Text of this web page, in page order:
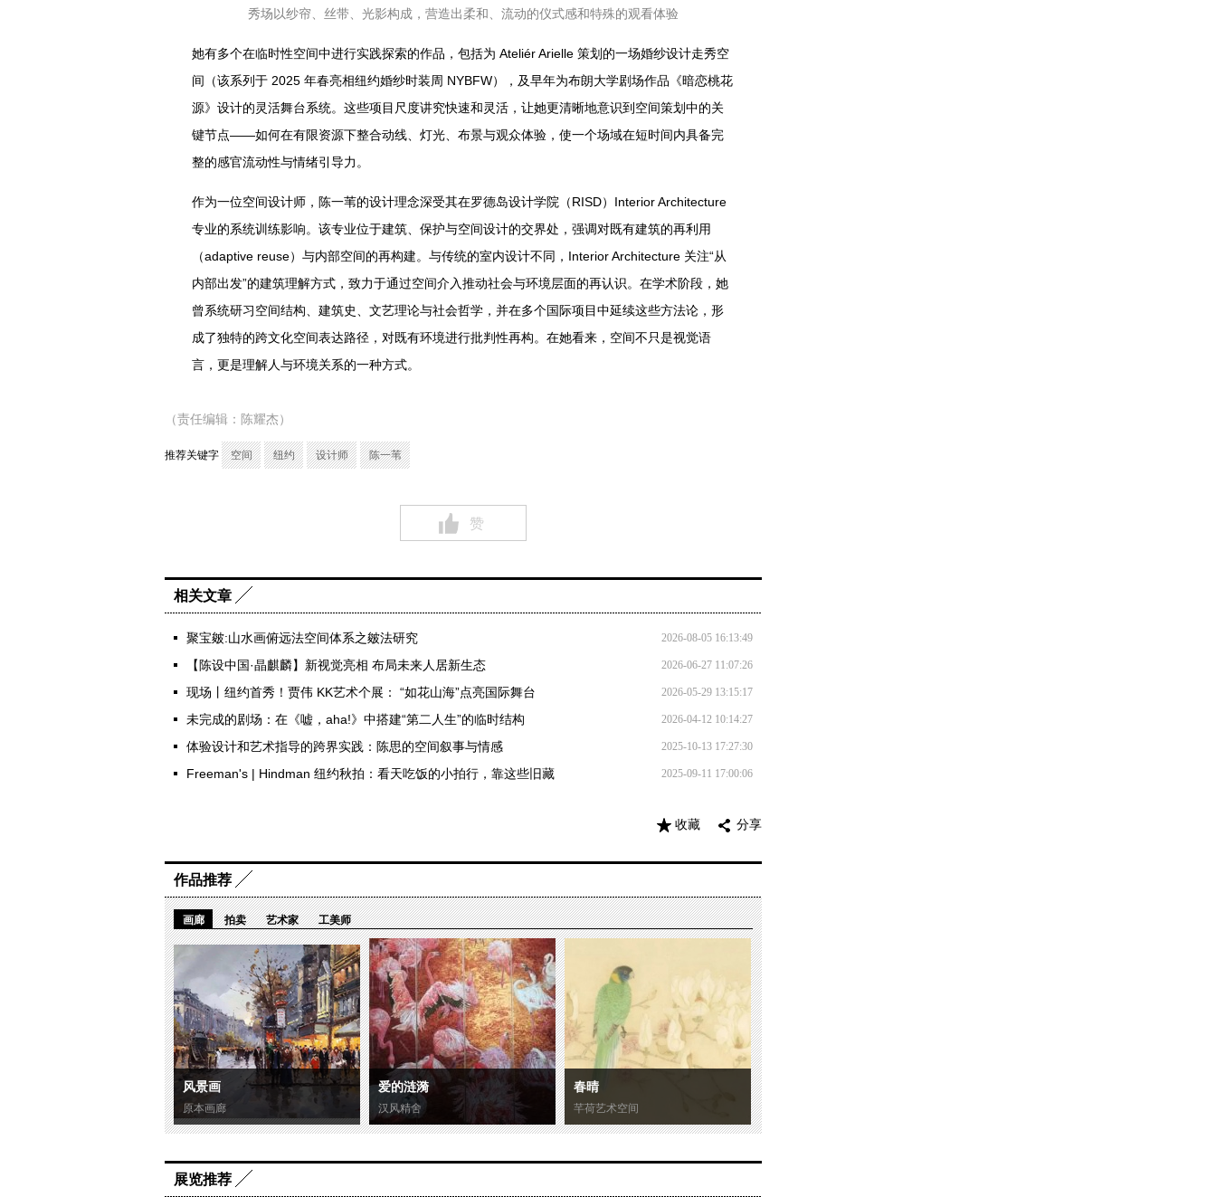
秀场以纱帘、丝带、光影构成，营造出柔和、流动的仪式感和特殊的观看体验
她有多个在临时性空间中进行实践探索的作品，包括为 Ateliér Arielle 策划的一场婚纱设计走秀空
间（该系列于 2025 年春亮相纽约婚纱时装周 NYBFW），及早年为布朗大学剧场作品《暗恋桃花
源》设计的灵活舞台系统。这些项目尺度讲究快速和灵活，让她更清晰地意识到空间策划中的关
键节点——如何在有限资源下整合动线、灯光、布景与观众体验，使一个场域在短时间内具备完
整的感官流动性与情绪引导力。
作为一位空间设计师，陈一苇的设计理念深受其在罗德岛设计学院（RISD）Interior Architecture
专业的系统训练影响。该专业位于建筑、保护与空间设计的交界处，强调对既有建筑的再利用
（adaptive reuse）与内部空间的再构建。与传统的室内设计不同，Interior Architecture 关注“从
内部出发”的建筑理解方式，致力于通过空间介入推动社会与环境层面的再认识。在学术阶段，她
曾系统研习空间结构、建筑史、文艺理论与社会哲学，并在多个国际项目中延续这些方法论，形
成了独特的跨文化空间表达路径，对既有环境进行批判性再构。在她看来，空间不只是视觉语
言，更是理解人与环境关系的一种方式。
（责任编辑：陈耀杰）
推荐关键字 空间 纽约 设计师 陈一苇
赞
相关文章
2026-08-05 16:13:49
聚宝皴:山水画俯远法空间体系之皴法研究
2026-06-27 11:07:26
【陈设中国·晶麒麟】新视觉亮相 布局未来人居新生态
2026-05-29 13:15:17
现场丨纽约首秀！贾伟 KK艺术个展： “如花山海”点亮国际舞台
2026-04-12 10:14:27
未完成的剧场：在《嘘，aha!》中搭建“第二人生”的临时结构
2025-10-13 17:27:30
体验设计和艺术指导的跨界实践：陈思的空间叙事与情感
2025-09-11 17:00:06
Freeman's | Hindman 纽约秋拍：看天吃饭的小拍行，靠这些旧藏
分享
收藏
作品推荐
画廊 拍卖 艺术家 工美师
风景画
原本画廊
爱的涟漪
汉风精舍
春晴
芊荷艺术空间
展览推荐